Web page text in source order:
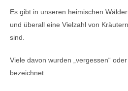
Es gibt in unseren heimischen
und überall eine Vielzahl von
sind.
Viele davon wurden „vergessen“
bezeichnet.